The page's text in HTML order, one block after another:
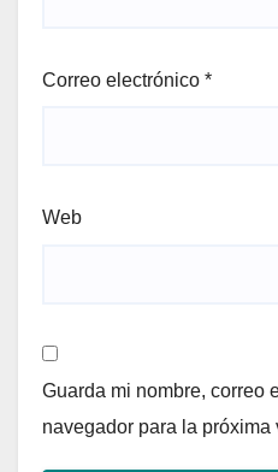
Correo electrónico *
Web
Guarda mi nombre, correo
navegador para la próxima